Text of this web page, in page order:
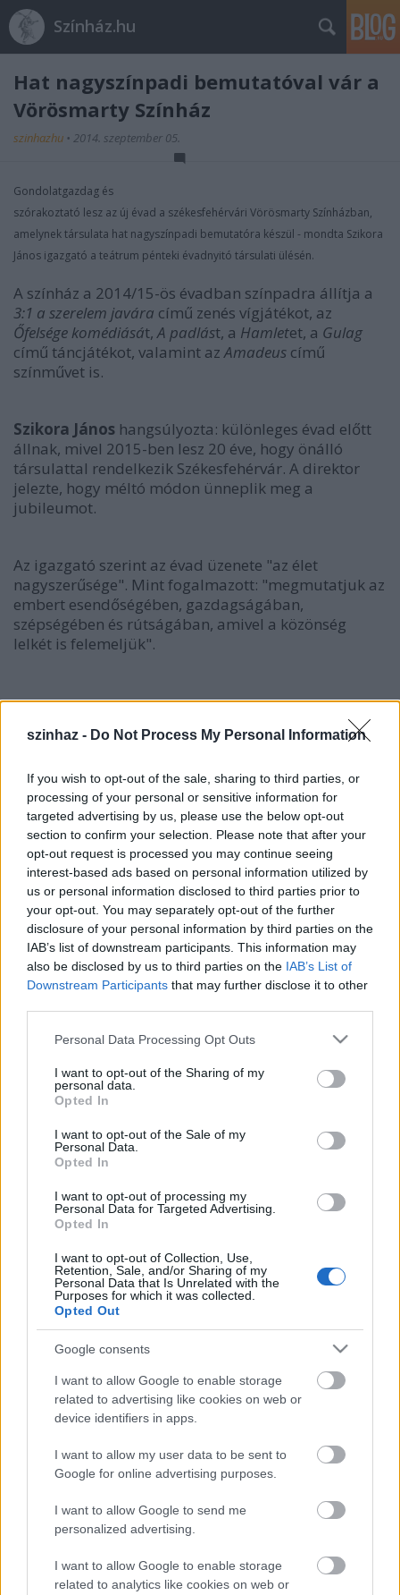
szinhaz - Do Not Process My Personal Information
If you wish to opt-out of the sale, sharing to third parties, or
processing of your personal or sensitive information for
targeted advertising by us, please use the below opt-out
section to confirm your selection. Please note that after your
opt-out request is processed you may continue seeing
interest-based ads based on personal information utilized by
us or personal information disclosed to third parties prior to
your opt-out. You may separately opt-out of the further
disclosure of your personal information by third parties on the
IAB’s list of downstream participants. This information may
also be disclosed by us to third parties on the IAB’s List of
Downstream Participants that may further disclose it to other
Please note that this website/app uses one or more Google
not limited to your visit or usage behaviour. You may click to
grant or deny consent to Google and its third-party tags to
use your data for below specified purposes in below Google
consent section.
Personal Data Processing Opt Outs
I want to opt-out of the Sharing of my
personal data.
Opted In
I want to opt-out of the Sale of my
Personal Data.
Opted In
I want to opt-out of processing my
Personal Data for Targeted Advertising.
Opted In
I want to opt-out of Collection, Use,
Retention, Sale, and/or Sharing of my
Personal Data that Is Unrelated with the
Purposes for which it was collected.
Opted Out
Google consents
I want to allow Google to enable storage
related to advertising like cookies on web or
device identifiers in apps.
I want to allow my user data to be sent to
Google for online advertising purposes.
I want to allow Google to send me
personalized advertising.
I want to allow Google to enable storage
related to analytics like cookies on web or
Színház.hu
Hat nagyszínpadi bemutatóval vár a
Vörösmarty Színház
szinhazhu • 2014. szeptember 05.
Gondolatgazdag és
szórakoztató lesz az új évad a székesfehérvári Vörösmarty Színházban,
amelynek társulata hat nagyszínpadi bemutatóra készül - mondta Szikora
János igazgató a teátrum pénteki évadnyitó társulati ülésén.
A színház a 2014/15-ös évadban színpadra állítja a
3:1 a szerelem javára című zenés vígjátékot, az
Őfelsége komédiását,A padlást, a Hamletet, a Gulag
című táncjátékot, valamint azAmadeus című
színművet is.
Szikora János hangsúlyozta: különleges évad előtt
állnak, mivel 2015-ben lesz 20 éve, hogy önálló
társulattal rendelkezik Székesfehérvár. A direktor
jelezte, hogy méltó módon ünneplik meg a
jubileumot.
Az igazgató szerint az évad üzenete "az élet
nagyszerűsége". Mint fogalmazott: "megmutatjuk az
embert esendőségében, gazdagságában,
szépségében és rútságában, amivel a közönség
lelkét is felemeljük".
Fotó: vorosmartyszinhaz.hu
Az évadnyitón adta átCser-Palkovics András
polgármester az önkormányzat által alapított Pro
Theatro Civitatis Albae Regalis díjatKozáry
Ferencnek, aki 1999-ben szerződött a Vörösmarty
elvárnak a színháztól és annak színészeitől.
A polgármester az önálló társulat 20. évadának
adta átZávodszky Noéminek, aki egyedüli
színészként a kezdetek óta tagja a társulatnak.
A rendezvényen kiosztott sajtóanyag szerint
betegségéből felépülve újra rendez és játszik
Cserhalmi György. Reginald Rose bűnügyi játékát, a
Tizenkét dühös embert állítja színpadra és azŐfelsége
komédiásacímű előadásban XIV. Lajos szerepét
alakítja majd.
távozott, érkezett
Ostorházi Bernadett, aki az elmúlt évadban
gyakorlati évét töltötte a teátrumban és több
darabban is szerepelt.
A 2014/2015-ös évadban a Vörösmarty Színház hat
kisszínpadi bemutatót is tart: a Kozák András
StúdióbanA félkegyelműés a Tizenkét dühös ember
Momo,A három kismalac, valamint aVersengő
Zenebóniakerül színpadra.